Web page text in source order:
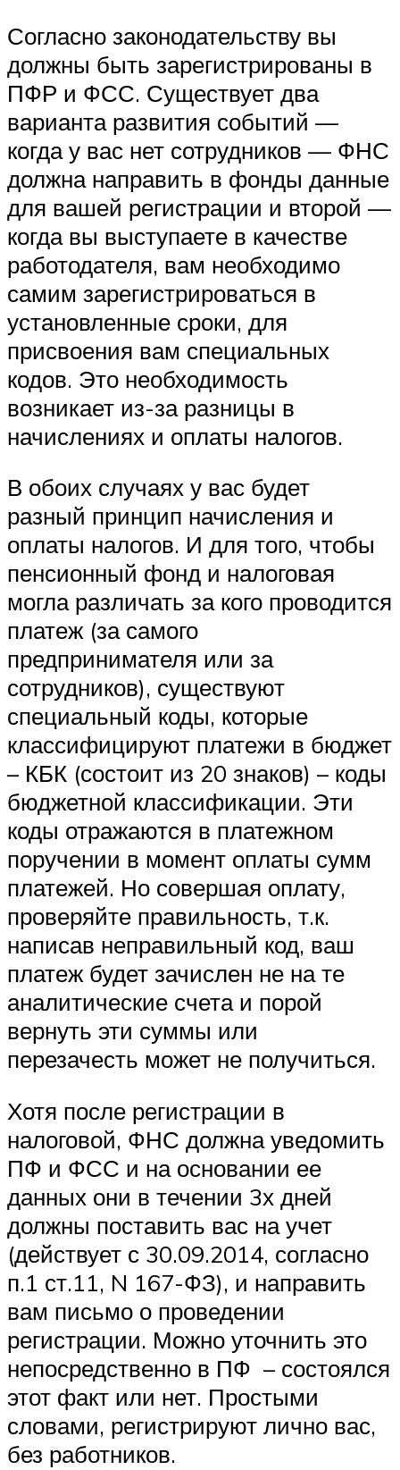
Согласно законодательству вы
должны быть зарегистрированы в
ПФР и ФСС. Существует два
варианта развития событий —
когда у вас нет сотрудников — ФНС
должна направить в фонды данные
для вашей регистрации и второй —
когда вы выступаете в качестве
работодателя, вам необходимо
самим зарегистрироваться в
установленные сроки, для
присвоения вам специальных
кодов. Это необходимость
возникает из-за разницы в
начислениях и оплаты налогов.
В обоих случаях у вас будет
разный принцип начисления и
оплаты налогов. И для того, чтобы
пенсионный фонд и налоговая
могла различать за кого проводится
платеж (за самого
предпринимателя или за
сотрудников), существуют
специальный коды, которые
классифицируют платежи в бюджет
– КБК (состоит из 20 знаков) – коды
бюджетной классификации. Эти
коды отражаются в платежном
поручении в момент оплаты сумм
платежей. Но совершая оплату,
проверяйте правильность, т.к.
написав неправильный код, ваш
платеж будет зачислен не на те
аналитические счета и порой
вернуть эти суммы или
перезачесть может не получиться.
Хотя после регистрации в
налоговой, ФНС должна уведомить
ПФ и ФСС и на основании ее
данных они в течении 3х дней
должны поставить вас на учет
(действует с 30.09.2014, согласно
п.1 ст.11, N 167-ФЗ), и направить
вам письмо о проведении
регистрации. Можно уточнить это
непосредственно в ПФ – состоялся
этот факт или нет. Простыми
словами, регистрируют лично вас,
без работников.